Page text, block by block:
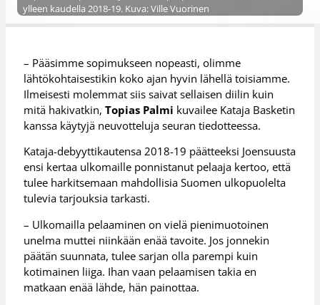
ylleen kaudella 2018-19. Kuva: Ville Vuorinen
– Pääsimme sopimukseen nopeasti, olimme
lähtökohtaisestikin koko ajan hyvin lähellä toisiamme.
Ilmeisesti molemmat siis saivat sellaisen diilin kuin
mitä hakivatkin,Topias Palmi kuvailee Kataja Basketin
kanssa käytyjä neuvotteluja seuran tiedotteessa.
Kataja-debyyttikautensa 2018-19 päätteeksi Joensuusta
ensi kertaa ulkomaille ponnistanut pelaaja kertoo, että
tulee harkitsemaan mahdollisia Suomen ulkopuolelta
tulevia tarjouksia tarkasti.
– Ulkomailla pelaaminen on vielä pienimuotoinen
unelma muttei niinkään enää tavoite. Jos jonnekin
päätän suunnata, tulee sarjan olla parempi kuin
kotimainen liiga. Ihan vaan pelaamisen takia en
matkaan enää lähde, hän painottaa.